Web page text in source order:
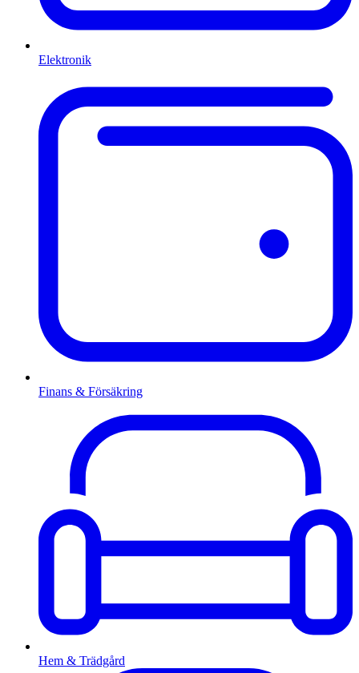
Elektronik
Finans & Försäkring
Hem & Trädgård